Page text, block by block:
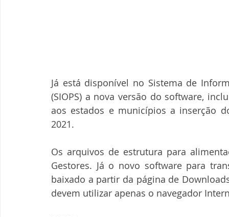
Já está disponível no Sistema de
(SIOPS) a nova versão do software,
aos estados e municípios a inserção
2021.
Os arquivos de estrutura para
Gestores. Já o novo software para
baixado a partir da página de
devem utilizar apenas o navegador